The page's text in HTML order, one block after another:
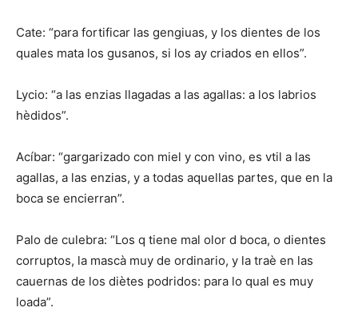
Cate: “para fortificar las gengiuas, y los dientes de los
quales mata los gusanos, si los ay criados en ellos”.
Lycio: “a las enzias llagadas a las agallas: a los labrios
hèdidos”.
Acíbar: “gargarizado con miel y con vino, es vtil a las
agallas, a las enzias, y a todas aquellas partes, que en la
boca se encierran”.
Palo de culebra: “Los q tiene mal olor d boca, o dientes
corruptos, la mascà muy de ordinario, y la traè en las
cauernas de los diètes podridos: para lo qual es muy
loada”.